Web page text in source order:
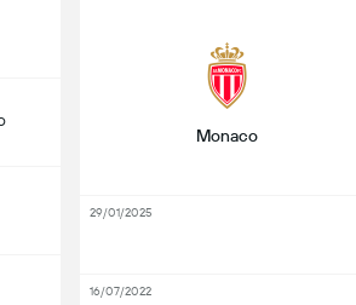
Monaco
29/01/2025
16/07/2022